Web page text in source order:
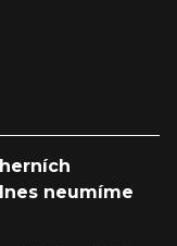
neumíme